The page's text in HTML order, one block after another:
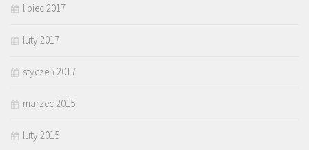
lipiec 2017
luty 2017
styczeń 2017
marzec 2015
luty 2015